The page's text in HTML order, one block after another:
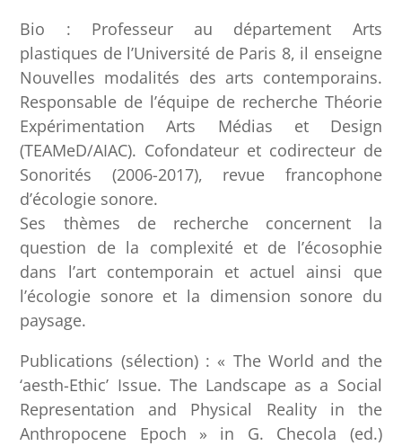
Bio : Professeur au département Arts
plastiques de l’Université de Paris 8, il enseigne
Nouvelles modalités des arts contemporains.
Responsable de l’équipe de recherche Théorie
Expérimentation Arts Médias et Design
(TEAMeD/AIAC). Cofondateur et codirecteur de
Sonorités (2006-2017), revue francophone
d’écologie sonore.
Ses thèmes de recherche concernent la
question de la complexité et de l’écosophie
dans l’art contemporain et actuel ainsi que
l’écologie sonore et la dimension sonore du
paysage.
Publications (sélection) : « The World and the
‘aesth-Ethic’ Issue. The Landscape as a Social
Representation and Physical Reality in the
Anthropocene Epoch » in G. Checola (ed.)